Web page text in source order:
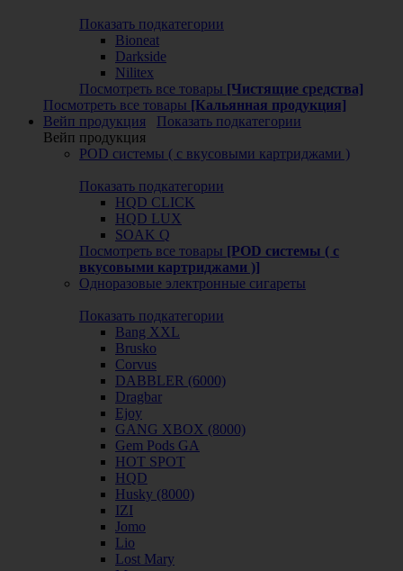
Показать подкатегории
Bioneat
Darkside
Nilitex
Посмотреть все товары [Чистящие средства]
Посмотреть все товары [Кальянная продукция]
Вейп продукция
Показать подкатегории
Вейп продукция
POD системы ( с вкусовыми картриджами )
Показать подкатегории
HQD CLICK
HQD LUX
SOAK Q
Посмотреть все товары [POD системы ( с
вкусовыми картриджами )]
Одноразовые электронные сигареты
Показать подкатегории
Bang XXL
Brusko
Corvus
DABBLER (6000)
Dragbar
Ejoy
GANG XBOX (8000)
Gem Pods GA
HOT SPOT
HQD
Husky (8000)
IZI
Jomo
Lio
Lost Mary